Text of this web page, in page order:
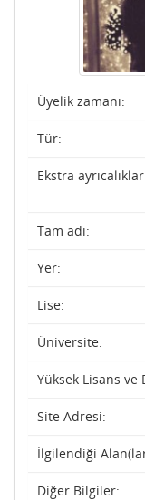
Üyelik zamanı:
Tür:
Ekstra
Tam adı:
Yer:
Lise:
Üniversite:
Yüksek Lisans ve
Site Adresi:
İlgilendiği
Diğer Bilgiler: